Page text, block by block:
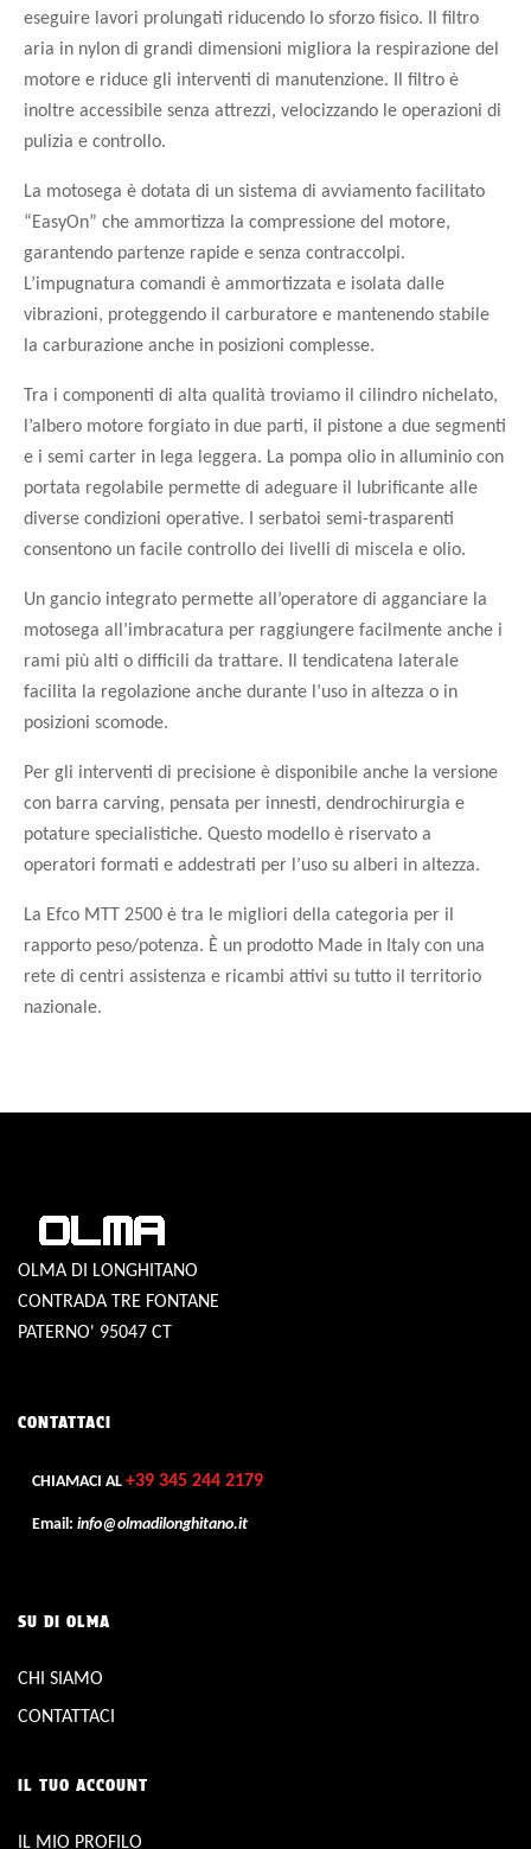
eseguire lavori prolungati riducendo lo sforzo fisico. Il filtro
aria in nylon di grandi dimensioni migliora la respirazione del
motore e riduce gli interventi di manutenzione. Il filtro è
inoltre accessibile senza attrezzi, velocizzando le operazioni di
pulizia e controllo.
La motosega è dotata di un sistema di avviamento facilitato
“EasyOn” che ammortizza la compressione del motore,
garantendo partenze rapide e senza contraccolpi.
L’impugnatura comandi è ammortizzata e isolata dalle
vibrazioni, proteggendo il carburatore e mantenendo stabile
la carburazione anche in posizioni complesse.
Tra i componenti di alta qualità troviamo il cilindro nichelato,
l’albero motore forgiato in due parti, il pistone a due segmenti
e i semi carter in lega leggera. La pompa olio in alluminio con
portata regolabile permette di adeguare il lubrificante alle
diverse condizioni operative. I serbatoi semi-trasparenti
consentono un facile controllo dei livelli di miscela e olio.
Un gancio integrato permette all’operatore di agganciare la
motosega all’imbracatura per raggiungere facilmente anche i
rami più alti o difficili da trattare. Il tendicatena laterale
facilita la regolazione anche durante l’uso in altezza o in
posizioni scomode.
Per gli interventi di precisione è disponibile anche la versione
con barra carving, pensata per innesti, dendrochirurgia e
potature specialistiche. Questo modello è riservato a
operatori formati e addestrati per l’uso su alberi in altezza.
La Efco MTT 2500 è tra le migliori della categoria per il
rapporto peso/potenza. È un prodotto Made in Italy con una
rete di centri assistenza e ricambi attivi su tutto il territorio
nazionale.
OLMA DI LONGHITANO
CONTRADA TRE FONTANE
PATERNO' 95047 CT
CONTATTACI
CHIAMACI AL+39 345 244 2179
Email: info@olmadilonghitano.it
SU DI OLMA
CHI SIAMO
CONTATTACI
IL TUO ACCOUNT
IL MIO PROFILO